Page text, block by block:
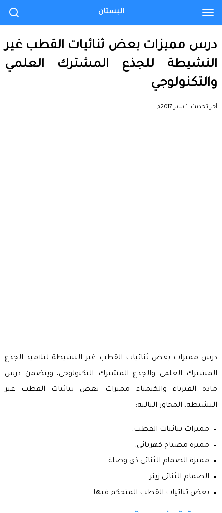
درس مميزات بعض ثنائيات القطب غير
النشيطة للجذع المشترك العلمي
والتكنولوجي
آخر تحديث: 1 يناير 2017م
درس مميزات بعض ثنائيات القطب غير النشيطة لتلاميذ الجذع
المشترك العلمي والجذع المشترك التكنولوجي، ويتضمن درس
مادة الفيزياء والكيمياء مميزات بعض ثنائيات القطب غير
النشيطة، المحاور التالية:
مميزات ثنائيات القطب.
مميزة مصباح كهربائي.
مميزة الصمام الثنائي ذي وصلة.
الصمام الثنائي زينر.
بعض ثنائيات القطب المتحكم فيها.
البستان